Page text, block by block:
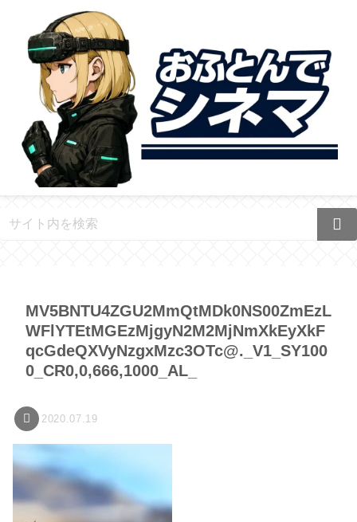
MV5BNTU4ZGU2MmQtMDk0NS00ZmEzL
WFlYTEtMGEzMjgyN2M2MjNmXkEyXkF
qcGdeQXVyNzgxMzc3OTc@._V1_SY100
0_CR0,0,666,1000_AL_
2020.07.19